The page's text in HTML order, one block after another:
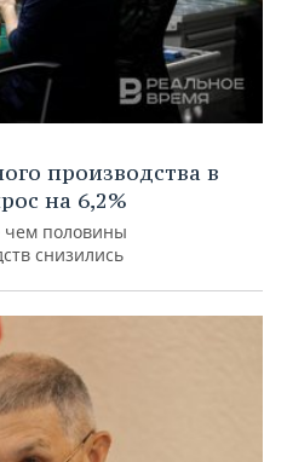
производства в
на 6,2%
чем половины
снизились